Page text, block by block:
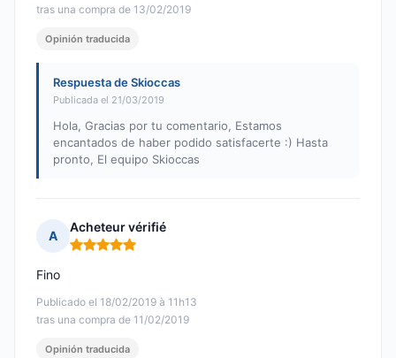
tras una compra de 13/02/2019
Opinión traducida
Respuesta de Skioccas
Publicada el 21/03/2019
Hola, Gracias por tu comentario, Estamos
encantados de haber podido satisfacerte :) Hasta
pronto, El equipo Skioccas
A
Acheteur vérifié
Nota: 5 de 5
Publicado el 18/02/2019 à 11h13
tras una compra de 11/02/2019
Fino
Opinión traducida